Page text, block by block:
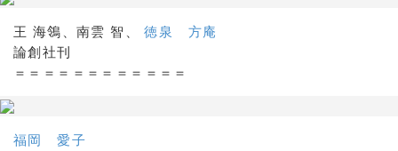
王 海鴒、南雲 智、徳泉 方庵
論創社刊
＝＝＝＝＝＝＝＝＝＝＝＝
福岡 愛子